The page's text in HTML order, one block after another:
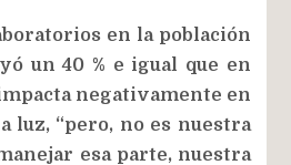
en la población
un 40 % e igual que en
negativamente en
luz, “pero, no es nuestra
esa parte, nuestra